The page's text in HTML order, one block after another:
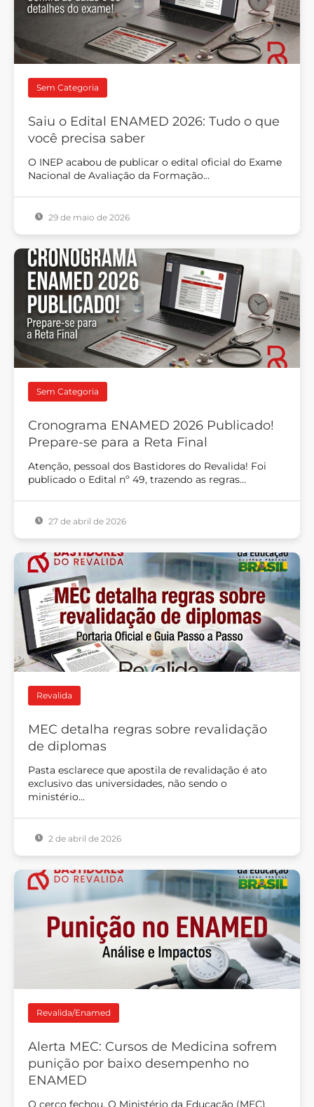
Sem Categoria
Saiu o Edital ENAMED 2026: Tudo o que
você precisa saber
O INEP acabou de publicar o edital oficial do Exame
Nacional de Avaliação da Formação…
29 de maio de 2026
Sem Categoria
Cronograma ENAMED 2026 Publicado!
Prepare-se para a Reta Final
Atenção, pessoal dos Bastidores do Revalida! Foi
publicado o Edital nº 49, trazendo as regras…
27 de abril de 2026
Revalida
MEC detalha regras sobre revalidação
de diplomas
Pasta esclarece que apostila de revalidação é ato
exclusivo das universidades, não sendo o
ministério…
2 de abril de 2026
Revalida/Enamed
Alerta MEC: Cursos de Medicina sofrem
punição por baixo desempenho no
ENAMED
O cerco fechou. O Ministério da Educação (MEC)